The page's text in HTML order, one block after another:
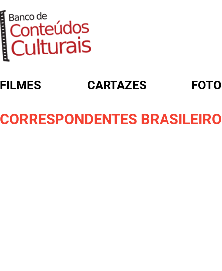
FILMES CARTAZES
CORRESPONDENTES
FORMULÁRIO DE BUSCA